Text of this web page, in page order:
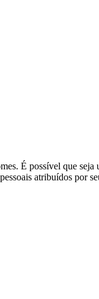
É possível que
atribuídos por